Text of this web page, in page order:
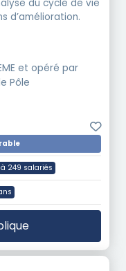
du cycle de vie
d’amélioration.
et opéré par
Pôle
249 salariés